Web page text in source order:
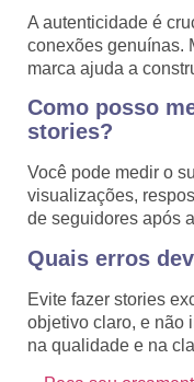
A autenticidade é
conexões genuínas.
marca ajuda a
Como posso
stories?
Você pode medir o
visualizações,
de seguidores após
Quais erros
Evite fazer stories
objetivo claro, e não
na qualidade e na